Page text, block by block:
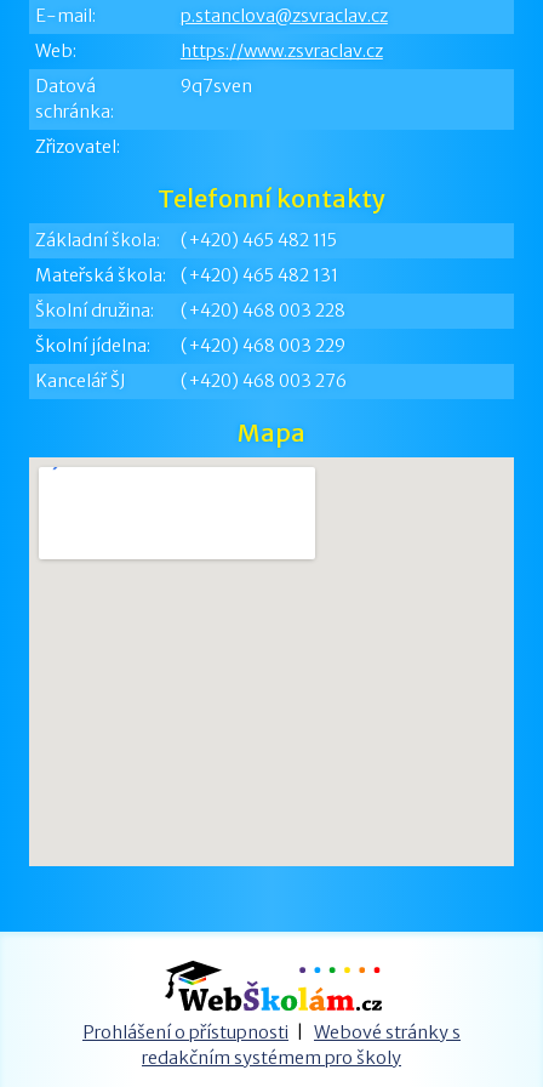
E-mail:
p.stanclova@zsvraclav.cz
Web:
https://www.zsvraclav.cz
Datová
schránka:
9q7sven
Zřizovatel:
Telefonní kontakty
Základní škola:
(+420) 465 482 115
Mateřská škola:
(+420) 465 482 131
Školní družina:
(+420) 468 003 228
Školní jídelna:
(+420) 468 003 229
Kancelář ŠJ
(+420) 468 003 276
Mapa
Prohlášení o přístupnosti
Webové stránky s
redakčním systémem pro školy